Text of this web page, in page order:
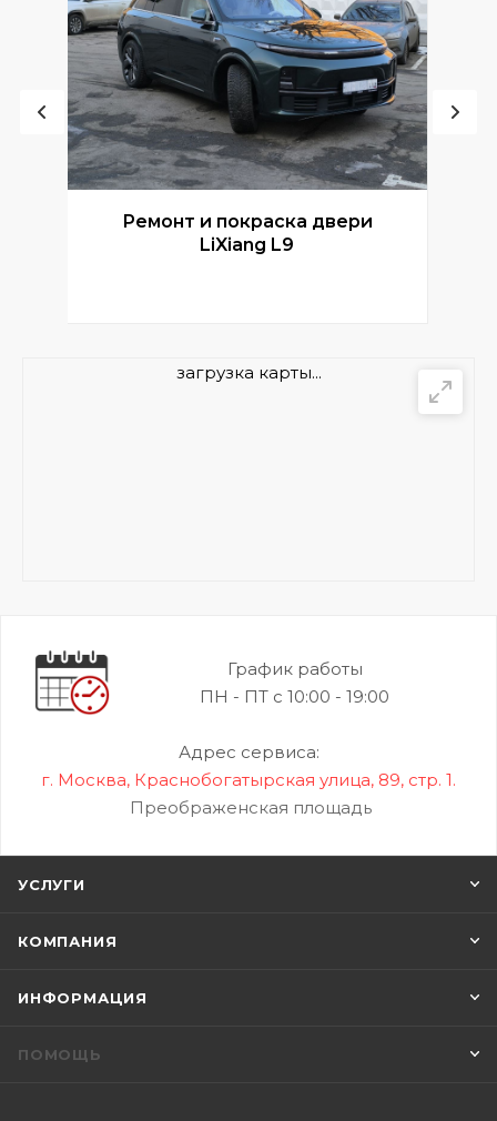
Ремонт и покраска двери
LiXiang L9
загрузка карты...
График работы
ПН - ПТ с 10:00 - 19:00
Адрес сервиса:
г. Москва, Краснобогатырская улица, 89, стр. 1.
Преображенская площадь
УСЛУГИ
КОМПАНИЯ
ИНФОРМАЦИЯ
ПОМОЩЬ